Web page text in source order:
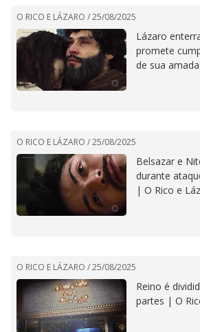
O RICO E LÁZARO /25/08/2025
Lázaro
promete
de sua
O RICO E LÁZARO /25/08/2025
Belsazar e
durante
| O Rico e
O RICO E LÁZARO /25/08/2025
Reino é
partes | O